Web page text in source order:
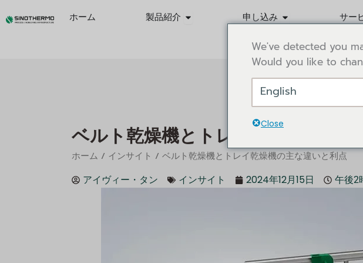
容
ホーム 製品紹介 Öffne Products申し込み Öffne サー
ベルト乾燥機とトレイ乾燥機: 主な
ホーム / インサイト / ベルト乾燥機とトレイ乾燥機の主な違いと利点
アイヴィー・タン インサイト 2024年12月15日 午後2
We've detected you
Would you like to
English
Close